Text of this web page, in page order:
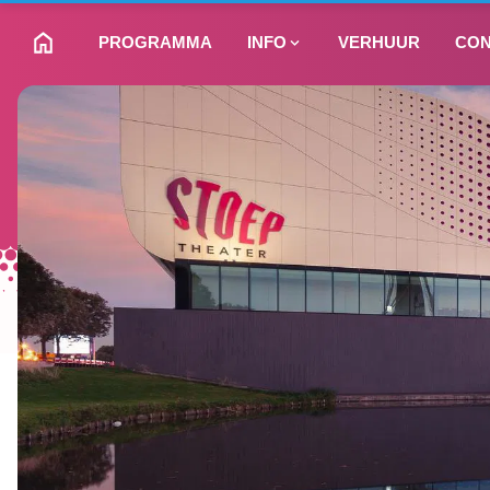
NAAR HOMEPAGINA
PROGRAMMA INFO VERHUUR